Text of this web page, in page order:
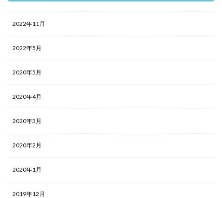
2022年11月
2022年5月
2020年5月
2020年4月
2020年3月
2020年2月
2020年1月
2019年12月